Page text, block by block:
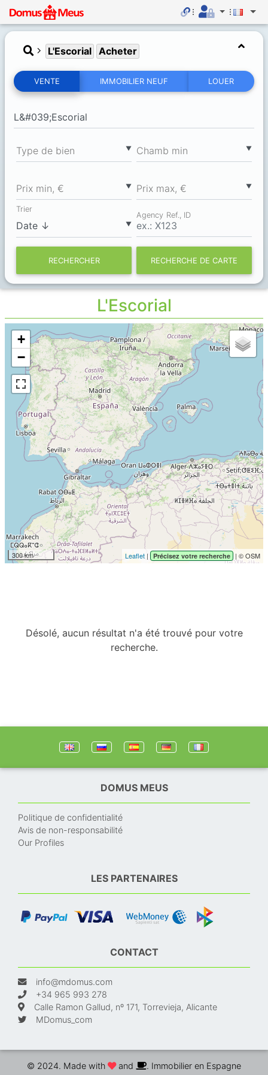
L'Escorial Acheter
VENTE IMMOBILIER NEUF LOUER
▼
Type de bien ▼
Chamb min
▼
Prix min, € ▼
Prix max, €
▼
Trier
Agency Ref., ID
RECHERCHER RECHERCHE DE CARTE
L'Escorial
+
−
300 km Leaflet | Précisez votre recherche | © OSM
Désolé, aucun résultat n'a été trouvé pour votre
recherche.
DOMUS MEUS
Politique de confidentialité
Avis de non-responsabilité
Our Profiles
LES PARTENAIRES
CONTACT
info@mdomus.com
+34 965 993 278
Calle Ramon Gallud, nº 171, Torrevieja, Alicante
MDomus_com
© 2024. Made with and . Immobilier en Espagne